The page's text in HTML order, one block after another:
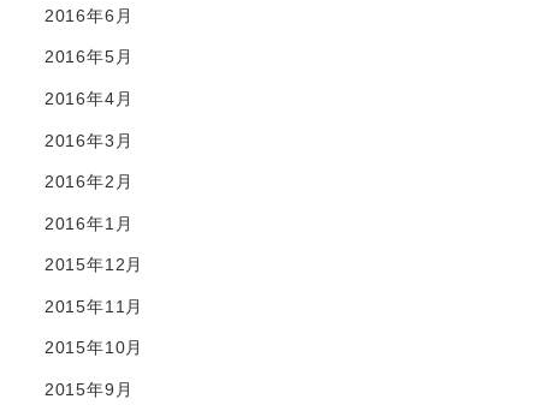
2016年6月
2016年5月
2016年4月
2016年3月
2016年2月
2016年1月
2015年12月
2015年11月
2015年10月
2015年9月